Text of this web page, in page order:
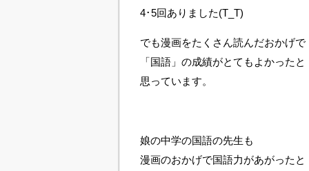
4･5回ありました(T_T)
でも漫画をたくさん読んだおかげで
「国語」の成績がとてもよかったと
思っています。
娘の中学の国語の先生も
漫画のおかげで国語力があがったと